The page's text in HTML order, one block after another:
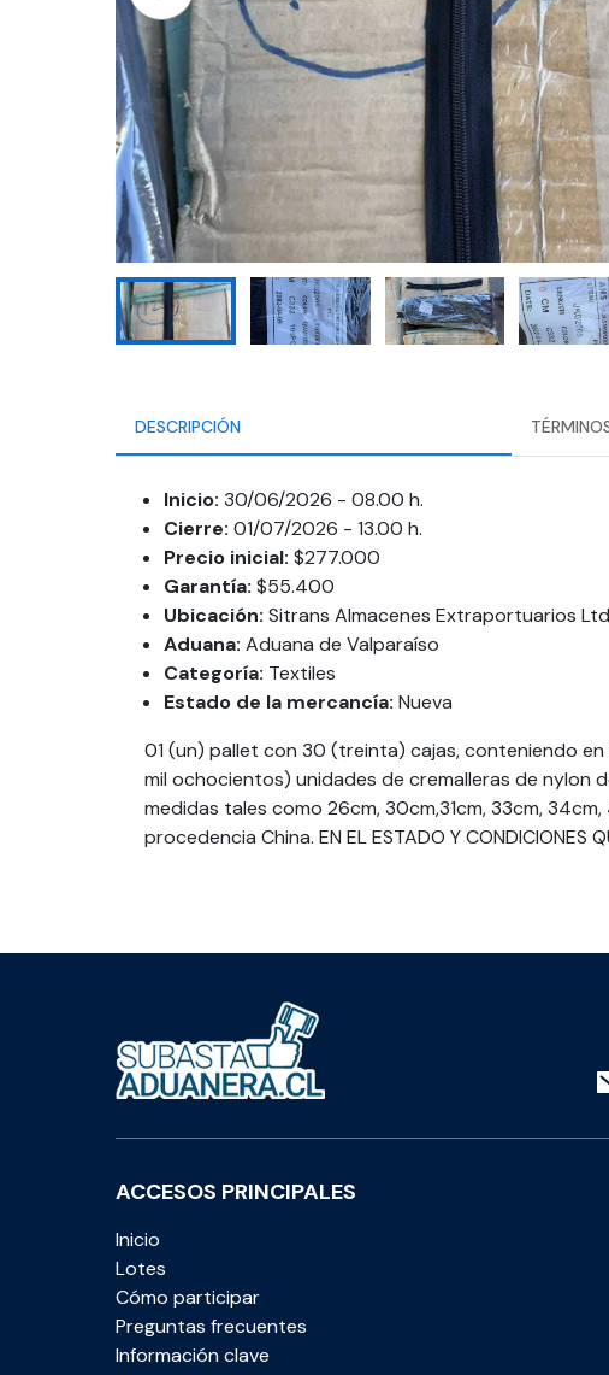
DESCRIPCIÓN
Inicio: 30/06/2026 - 08.00 h.
Cierre: 01/07/2026 - 13.00 h.
Precio inicial: $277.000
Garantía: $55.400
Ubicación: Sitrans Almacenes Extraportuarios
Aduana: Aduana de Valparaíso
Categoría: Textiles
Estado de la mercancía: Nueva
01 (un) pallet con 30 (treinta) cajas, conteniendo
mil ochocientos) unidades de cremalleras de nylon
medidas tales como 26cm, 30cm,31cm, 33cm,
procedencia China. EN EL ESTADO Y CONDICIONES
ACCESOS PRINCIPALES
Inicio
Lotes
Cómo participar
Preguntas frecuentes
Información clave